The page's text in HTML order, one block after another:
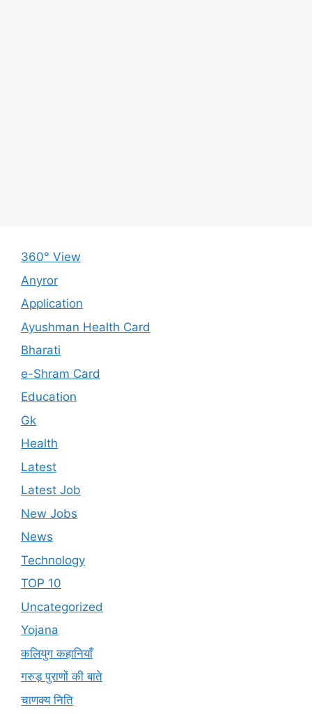
360° View
Anyror
Application
Ayushman Health Card
Bharati
e-Shram Card
Education
Gk
Health
Latest
Latest Job
New Jobs
News
Technology
TOP 10
Uncategorized
Yojana
कलियुग कहानियाँ
गरुड़ पुराणों की बाते
चाणक्य निति